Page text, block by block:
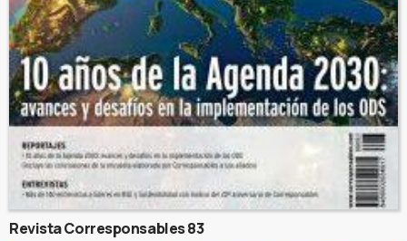
Revista Corresponsables 83